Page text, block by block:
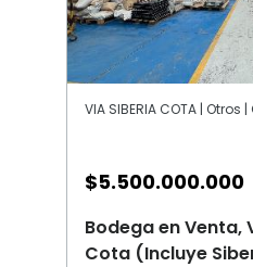
$5.500.000.000
Bodega en Venta,
Cota (Incluye